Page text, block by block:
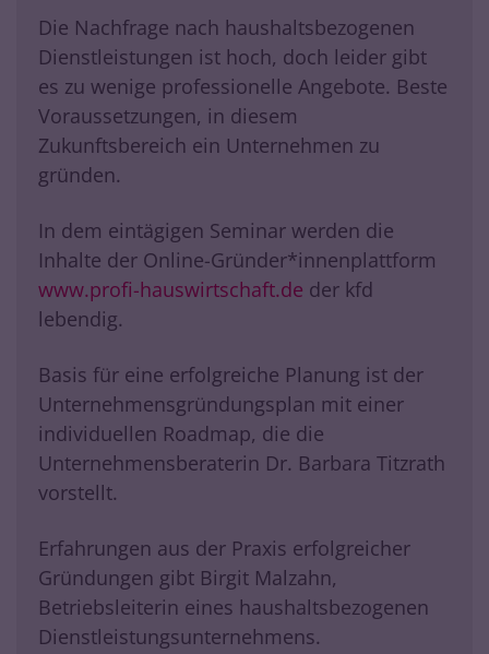
Die Nachfrage nach haushaltsbezogenen
Dienstleistungen ist hoch, doch leider gibt
es zu wenige professionelle Angebote. Beste
Voraussetzungen, in diesem
Zukunftsbereich ein Unternehmen zu
gründen.
In dem eintägigen Seminar werden die
Inhalte der Online-Gründer*innenplattform
www.profi-hauswirtschaft.de der kfd
lebendig.
Basis für eine erfolgreiche Planung ist der
Unternehmensgründungsplan mit einer
individuellen Roadmap, die die
Unternehmensberaterin Dr. Barbara Titzrath
vorstellt.
Erfahrungen aus der Praxis erfolgreicher
Gründungen gibt Birgit Malzahn,
Betriebsleiterin eines haushaltsbezogenen
Dienstleistungsunternehmens.